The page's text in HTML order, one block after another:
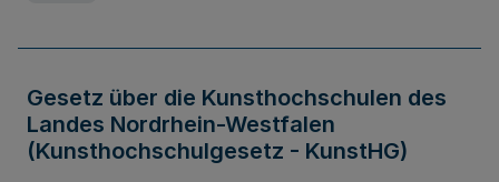
Gesetz über die Kunsthochschulen des
Landes Nordrhein-Westfalen
(Kunsthochschulgesetz - KunstHG)